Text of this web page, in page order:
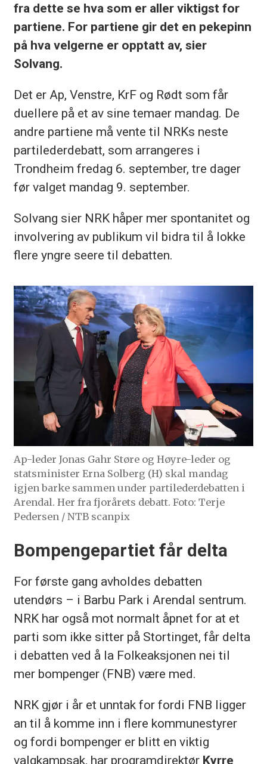
fra dette se hva som er aller viktigst for
partiene. For partiene gir det en pekepinn
på hva velgerne er opptatt av, sier
Solvang.
Det er Ap, Venstre, KrF og Rødt som får
duellere på et av sine temaer mandag. De
andre partiene må vente til NRKs neste
partilederdebatt, som arrangeres i
Trondheim fredag 6. september, tre dager
før valget mandag 9. september.
Solvang sier NRK håper mer spontanitet og
involvering av publikum vil bidra til å lokke
flere yngre seere til debatten.
Ap-leder Jonas Gahr Støre og Høyre-leder og
statsminister Erna Solberg (H) skal mandag
igjen barke sammen under partilederdebatten i
Arendal. Her fra fjorårets debatt. Foto: Terje
Pedersen / NTB scanpix
Bompengepartiet får delta
For første gang avholdes debatten
utendørs – i Barbu Park i Arendal sentrum.
NRK har også mot normalt åpnet for at et
parti som ikke sitter på Stortinget, får delta
i debatten ved å la Folkeaksjonen nei til
mer bompenger (FNB) være med.
NRK gjør i år et unntak for fordi FNB ligger
an til å komme inn i flere kommunestyrer
og fordi bompenger er blitt en viktig
valgkampsak, har programdirektør Kyrre